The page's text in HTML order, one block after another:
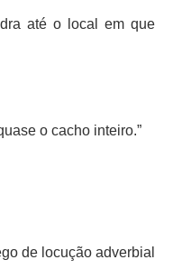
até o local em que
o cacho inteiro.”
de locução adverbial